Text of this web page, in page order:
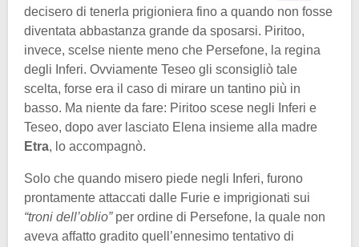
decisero di tenerla prigioniera fino a quando non fosse
diventata abbastanza grande da sposarsi. Piritoo,
invece, scelse niente meno che Persefone, la regina
degli Inferi. Ovviamente Teseo gli sconsigliò tale
scelta, forse era il caso di mirare un tantino più in
basso. Ma niente da fare: Piritoo scese negli Inferi e
Teseo, dopo aver lasciato Elena insieme alla madre
Etra, lo accompagnò.
Solo che quando misero piede negli Inferi, furono
prontamente attaccati dalle Furie e imprigionati sui
“troni dell’oblio” per ordine di Persefone, la quale non
aveva affatto gradito quell’ennesimo tentativo di